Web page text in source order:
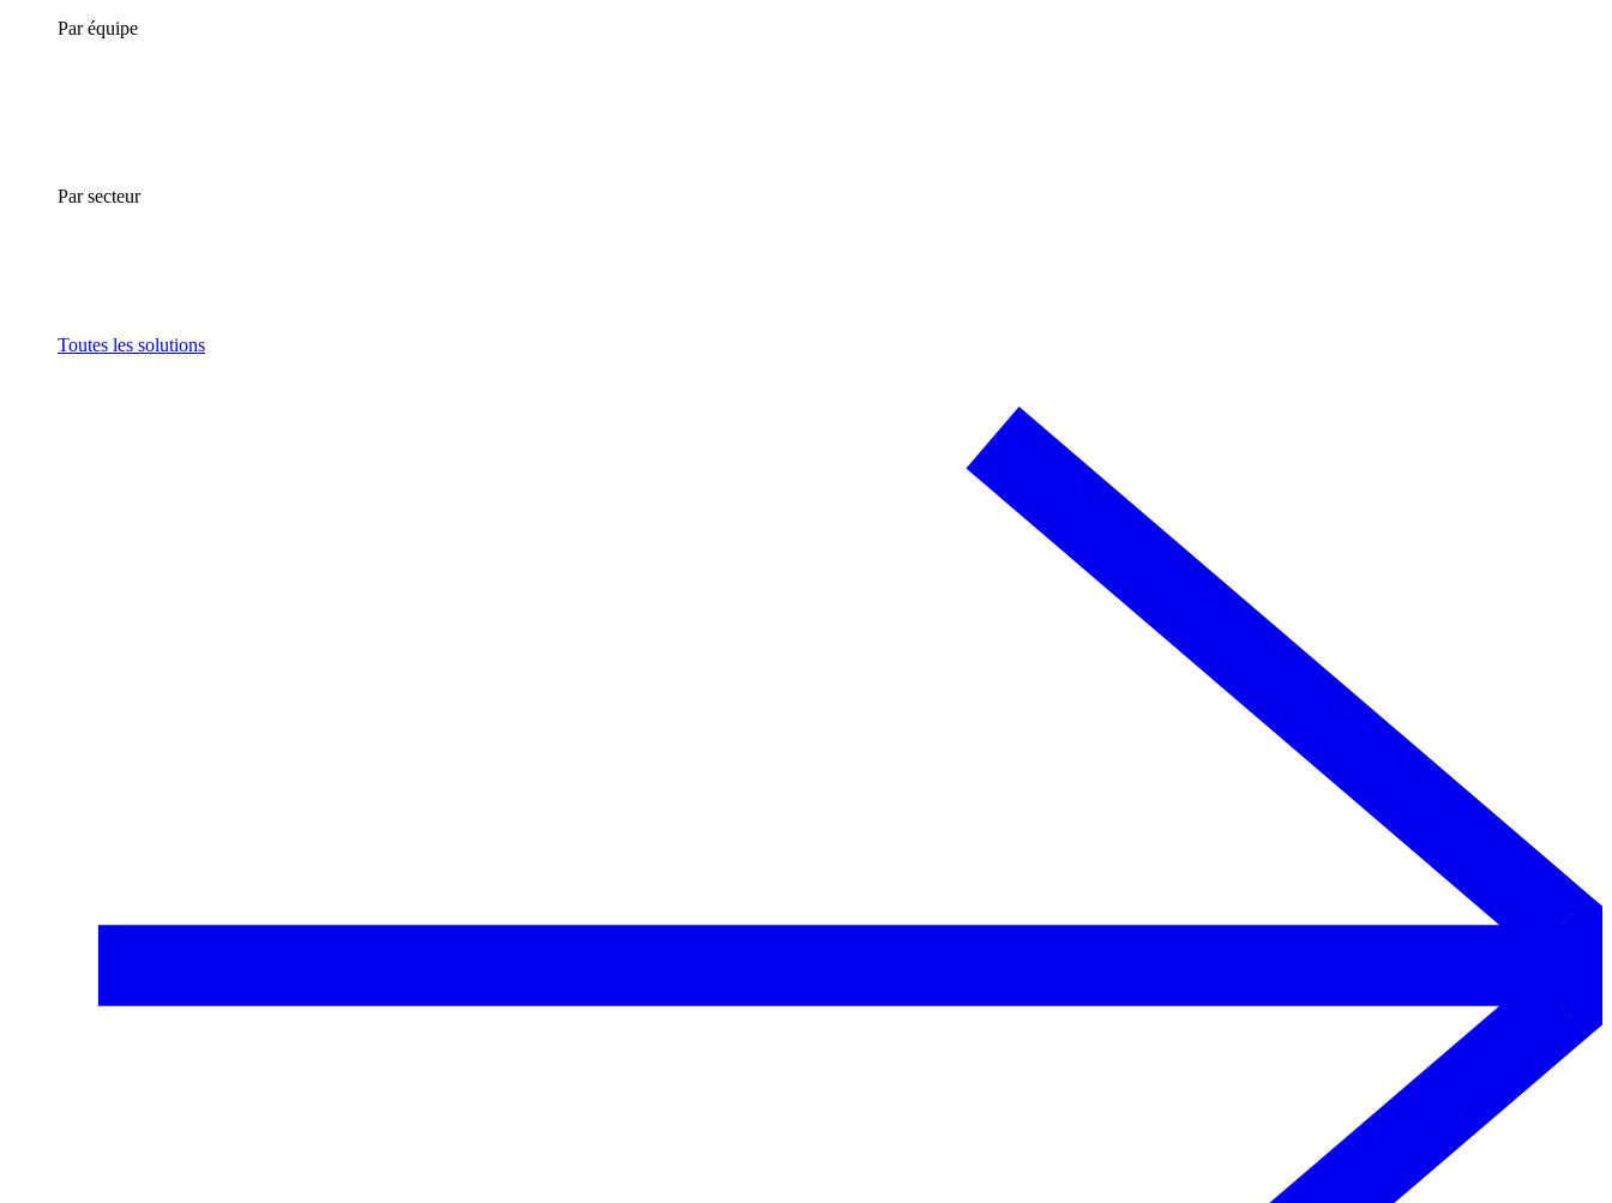
Par équipe
Par secteur
Toutes les solutions